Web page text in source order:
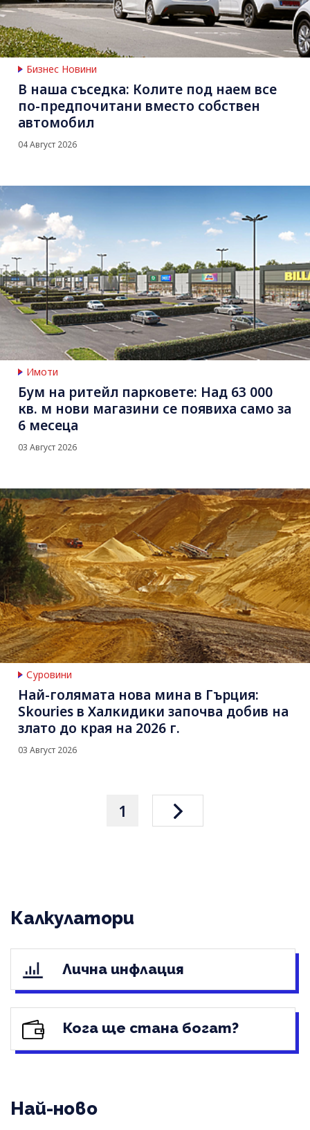
Бизнес Новини
В наша съседка: Колите под наем все
по-предпочитани вместо собствен
автомобил
04 Август 2026
Имоти
Бум на ритейл парковете: Над 63 000
кв. м нови магазини се появиха само за
6 месеца
03 Август 2026
Суровини
Най-голямата нова мина в Гърция:
Skouries в Халкидики започва добив на
злато до края на 2026 г.
03 Август 2026
1
Калкулатори
Лична инфлация
Кога ще стана богат?
Най-ново